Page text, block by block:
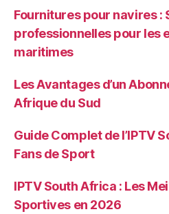
Fournitures pour navires :
professionnelles pour les
maritimes
Les Avantages d’un
Afrique du Sud
Guide Complet de l’IPTV
Fans de Sport
IPTV South Africa : Les
Sportives en 2026